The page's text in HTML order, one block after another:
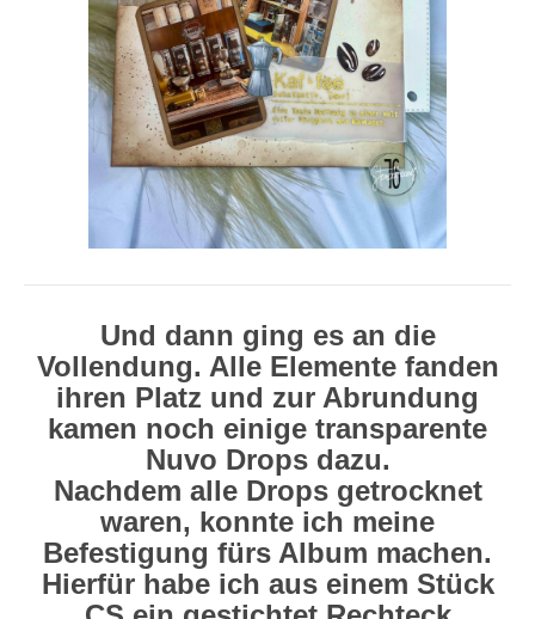
Und dann ging es an die
Vollendung. Alle Elemente fanden
ihren Platz und zur Abrundung
kamen noch einige transparente
Nuvo Drops dazu.
Nachdem alle Drops getrocknet
waren, konnte ich meine
Befestigung fürs Album machen.
Hierfür habe ich aus einem Stück